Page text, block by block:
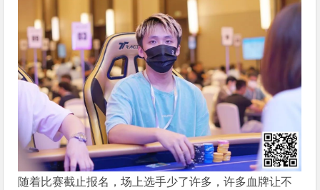
随着比赛截止报名，场上选手少了许多，许多血牌让不